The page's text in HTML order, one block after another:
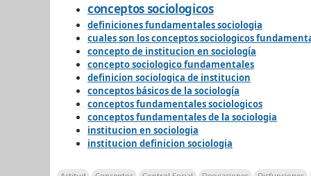
conceptos sociologicos
definiciones fundamentales sociologia
cuales son los conceptos sociologicos
concepto de institucion en sociología
concepto sociologico fundamentales
definicion sociologica de institucion
conceptos básicos de la sociología
conceptos fundamentales sociologicos
conceptos fundamentales de la sociologia
institucion en sociologia
institucion definicion sociologia